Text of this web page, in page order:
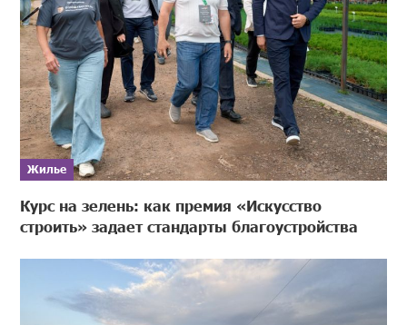
Жилье
Курс на зелень: как премия «Искусство
строить» задает стандарты благоустройства